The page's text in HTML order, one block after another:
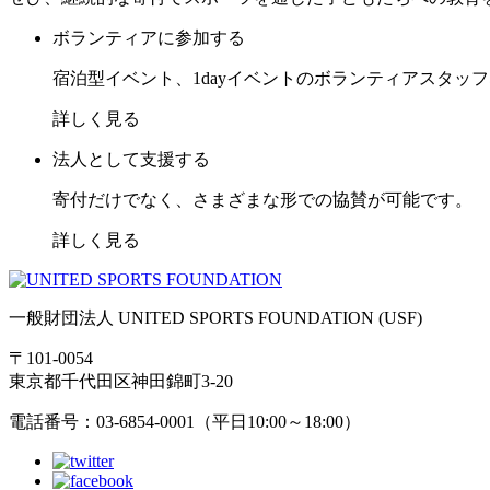
ボランティアに参加する
宿泊型イベント、1dayイベントのボランティアスタッ
詳しく見る
法人として支援する
寄付だけでなく、さまざまな形での協賛が可能です。
詳しく見る
一般財団法人 UNITED SPORTS FOUNDATION (USF)
〒101-0054
東京都千代田区神田錦町3-20
電話番号：03-6854-0001（平日10:00～18:00）